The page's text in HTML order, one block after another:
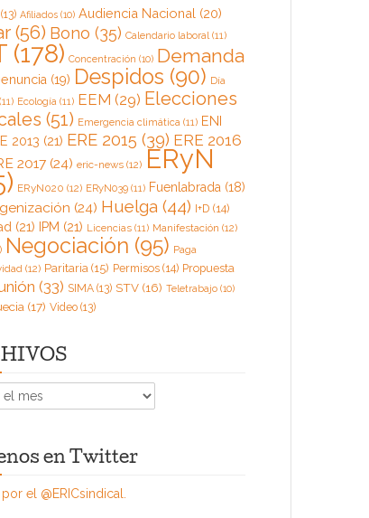
(13) Afiliados (10) Audiencia Nacional (20)
(56) Bono (35) Calendario laboral(11)
(178) Concentración (10) Demanda
(19) Despidos (90) Día
Ecología (11) EEM (29) Elecciones
(51) Emergencia climática (11) ENI
2013 (21) ERE 2015 (39) ERE 2016
2017 (24) eric-news (12) ERyN
ERyN020 (12) ERyN039 (11) Fuenlabrada (18)
(24) Huelga (44) I+D (14)
(21) IPM (21) Licencias (11) Manifestación (12)
Negociación (95) Paga
(12) Paritaria (15) Permisos (14) Propuesta
(33) SIMA (13) STV (16) Teletrabajo (10)
(17) Video (13)
en Twitter
el @ERICsindical.